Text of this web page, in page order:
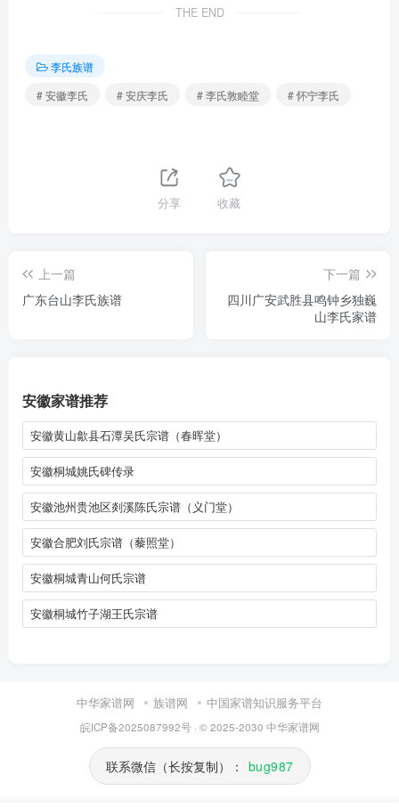
THE END
李氏族谱
# 安徽李氏
# 安庆李氏 # 李氏敦睦堂 # 怀宁李氏
分享 收藏
上一篇
广东台山李氏族谱
下一篇
四川广安武胜县鸣钟乡独巍
山李氏家谱
安徽家谱推荐
安徽黄山歙县石潭吴氏宗谱（春晖堂）
安徽桐城姚氏碑传录
安徽池州贵池区剡溪陈氏宗谱（义门堂）
安徽合肥刘氏宗谱（藜照堂）
安徽桐城青山何氏宗谱
安徽桐城竹子湖王氏宗谱
中华家谱网 族谱网 中国家谱知识服务平台
皖ICP备2025087992号· © 2025-2030 中华家谱网
联系微信（长按复制）： bug987